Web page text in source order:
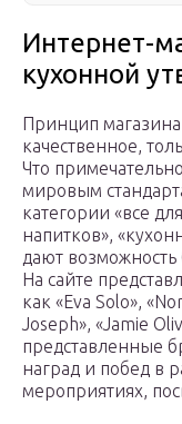
Интернет-
кухонной
Принцип магазина
качественное,
Что
мировым
категории «все
напитков»,
дают
На сайте
как «Eva Solo»,
Joseph», «Jamie
представленные
наград и побед в
мероприятиях,